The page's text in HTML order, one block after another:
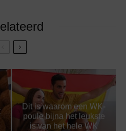
Dit is waarom een WK-
poule bijna het leukste
is van het hele WK